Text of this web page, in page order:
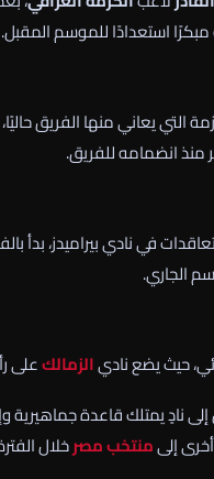
استعدادًا للموسم المقبل.
التي يعاني منها الفريق
منذ انضمامه للفريق.
في نادي بيراميدز،
الجاري.
حيث يضع ناديالزمالكعلى
نادٍ يمتلك قاعدة جماهيرية
إلىمنتخب مصرخلال